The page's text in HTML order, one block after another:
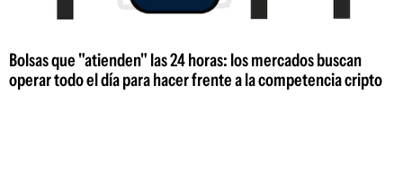
Bolsas que "atienden" las 24 horas: los mercados buscan
operar todo el día para hacer frente a la competencia cripto